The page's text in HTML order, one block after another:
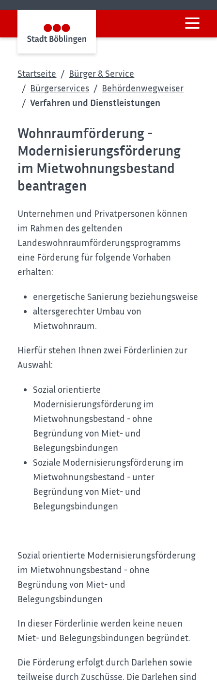
Startseite
Bürger & Service
Bürgerservices
Behördenwegweiser
Verfahren und Dienstleistungen
Wohnraumförderung -
Modernisierungsförderung
im Mietwohnungsbestand
beantragen
Unternehmen und Privatpersonen können
im Rahmen des geltenden
Landeswohnraumförderungsprogramms
eine Förderung für folgende Vorhaben
erhalten:
energetische Sanierung beziehungsweise
altersgerechter Umbau von
Mietwohnraum.
Hierfür stehen Ihnen zwei Förderlinien zur
Auswahl:
Sozial orientierte
Modernisierungsförderung im
Mietwohnungsbestand - ohne
Begründung von Miet- und
Belegungsbindungen
Soziale Modernisierungsförderung im
Mietwohnungsbestand - unter
Begründung von Miet- und
Belegungsbindungen
Sozial orientierte Modernisierungsförderung
im Mietwohnungsbestand - ohne
Begründung von Miet- und
Belegungsbindungen
In dieser Förderlinie werden keine neuen
Miet- und Belegungsbindungen begründet.
Die Förderung erfolgt durch Darlehen sowie
teilweise durch Zuschüsse. Die Darlehen sind